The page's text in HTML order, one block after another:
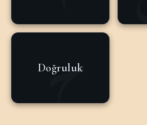
Doğruluk